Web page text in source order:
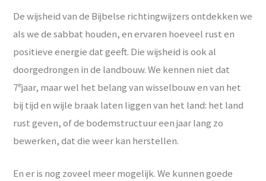
De wijsheid van de Bijbelse richtingwijzers ontdekken we
als we de sabbat houden, en ervaren hoeveel rust en
positieve energie dat geeft. Die wijsheid is ook al
doorgedrongen in de landbouw. We kennen niet dat
7ejaar, maar wel het belang van wisselbouw en van het
bij tijd en wijle braak laten liggen van het land: het land
rust geven, of de bodemstructuur een jaar lang zo
bewerken, dat die weer kan herstellen.
En er is nog zoveel meer mogelijk. We kunnen goede